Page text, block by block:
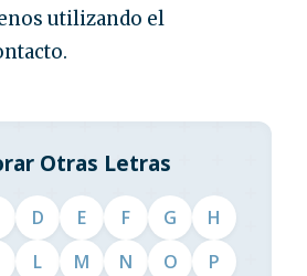
utilizando el
Otras Letras
D E F G
H
L M N O
P